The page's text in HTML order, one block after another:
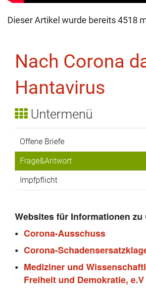
Dieser Artikel wurde bereits 4518
Nach Corona
Hantavirus
Untermenü
Offene Briefe
Frage&Antwort
Impfpflicht
Websites für Informationen zu
Corona-Ausschuss
Corona-
Mediziner und
Freiheit und Demokratie, e.V